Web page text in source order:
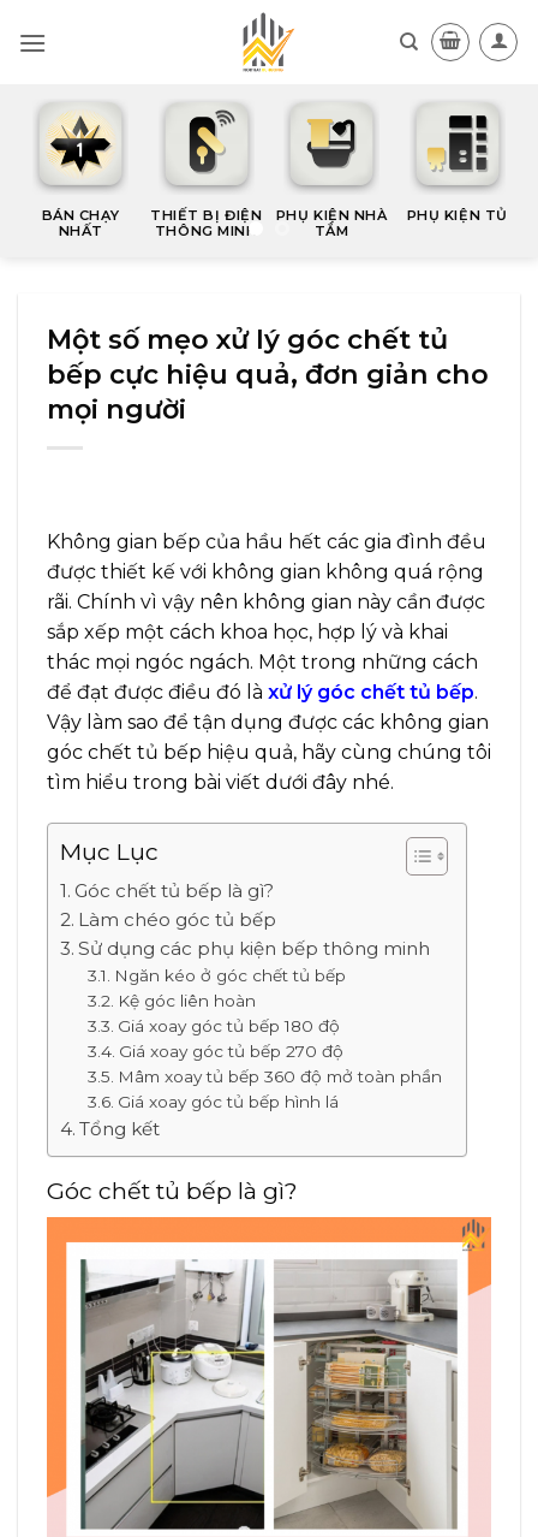
HÀNG MỚI
THI CÔNG & GIA
CÔNG
PÁT VÀ MÓC
TREO
TRANG TRÍ
Một số mẹo xử lý góc chết tủ
bếp cực hiệu quả, đơn giản cho
mọi người
Không gian bếp của hầu hết các gia đình đều
được thiết kế với không gian không quá rộng
rãi. Chính vì vậy nên không gian này cần được
sắp xếp một cách khoa học, hợp lý và khai
thác mọi ngóc ngách. Một trong những cách
để đạt được điều đó là xử lý góc chết tủ bếp.
Vậy làm sao để tận dụng được các không gian
góc chết tủ bếp hiệu quả, hãy cùng chúng tôi
tìm hiểu trong bài viết dưới đây nhé.
Mục Lục
Góc chết tủ bếp là gì?
Làm chéo góc tủ bếp
Sử dụng các phụ kiện bếp thông minh
Ngăn kéo ở góc chết tủ bếp
Kệ góc liên hoàn
Giá xoay góc tủ bếp 180 độ
Giá xoay góc tủ bếp 270 độ
Mâm xoay tủ bếp 360 độ mở toàn phần
Giá xoay góc tủ bếp hình lá
Tổng kết
Góc chết tủ bếp là gì?